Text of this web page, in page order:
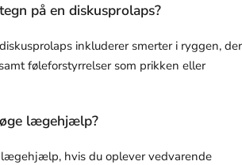
på en diskusprolaps?
inkluderer smerter i ryggen, der
føleforstyrrelser som prikken eller
lægehjælp?
hvis du oplever vedvarende